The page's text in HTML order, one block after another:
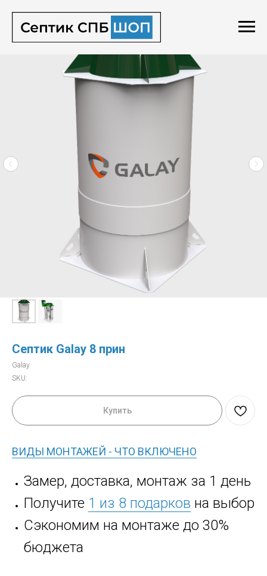
Септик Galay 8 прин
Galay
SKU:
Купить
ВИДЫ МОНТАЖЕЙ - ЧТО ВКЛЮЧЕНО
Замер, доставка, монтаж за 1 день
Получите 1 из 8 подарков на выбор
Сэкономим на монтаже до 30%
бюджета